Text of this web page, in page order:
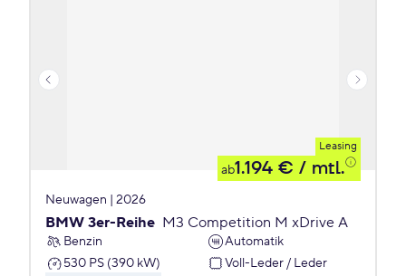
Leasing
ab1.194 € / mtl.
Neuwagen | 2026
BMW 3er-Reihe M3 Competition M xDrive A
Benzin
Automatik
530 PS (390 kW)
Voll-Leder / Leder